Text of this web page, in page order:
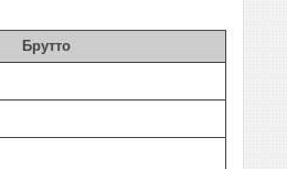
Брутто